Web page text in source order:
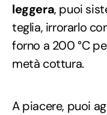
leggera, puoi
teglia, irrorarlo
forno a 200 °C
metà cottura.
A piacere, puoi